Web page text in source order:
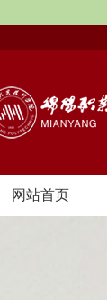
网站首页